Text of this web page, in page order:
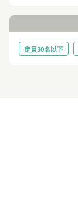
定員30名以下